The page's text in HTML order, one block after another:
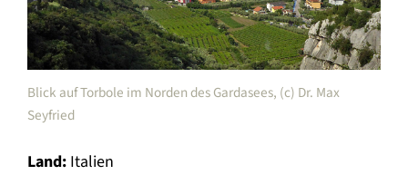
Blick auf Torbole im Norden des Gardasees, (c) Dr. Max
Seyfried
Land: Italien